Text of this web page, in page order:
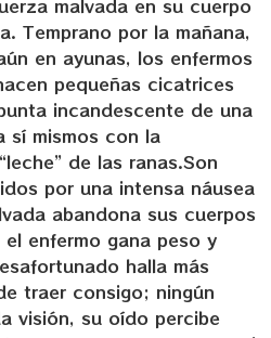
malvada en su cuerpo
Temprano por la mañana,
en ayunas, los enfermos
pequeñas cicatrices
incandescente de una
sí mismos con la
de las ranas.Son
por una intensa náusea
abandona sus cuerpos
enfermo gana peso y
halla más
traer consigo; ningún
visión, su oído percibe